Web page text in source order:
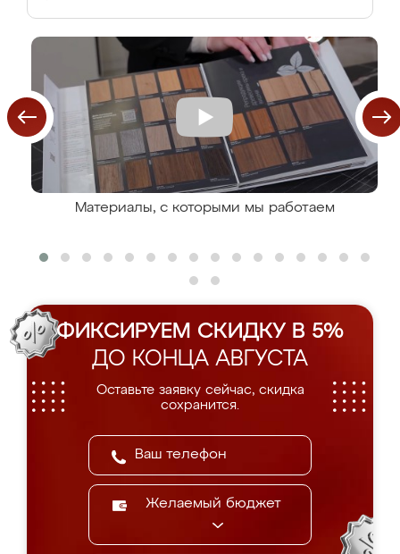
Материалы, с которыми мы работаем
ФИКСИРУЕМ СКИДКУ В 5%
ДО КОНЦА АВГУСТА
Оставьте заявку сейчас, скидка
сохранится.
Желаемый бюджет